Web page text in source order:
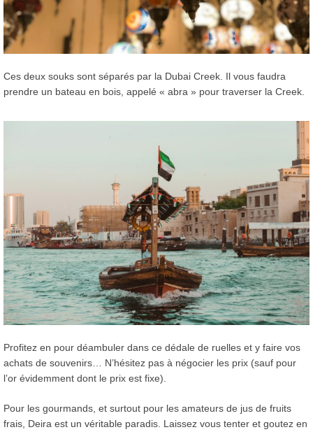
Ces deux souks sont séparés par la Dubai Creek. Il vous faudra
prendre un bateau en bois, appelé « abra » pour traverser la Creek.
Profitez en pour déambuler dans ce dédale de ruelles et y faire vos
achats de souvenirs… N’hésitez pas à négocier les prix (sauf pour
l’or évidemment dont le prix est fixe).
Pour les gourmands, et surtout pour les amateurs de jus de fruits
frais, Deira est un véritable paradis. Laissez vous tenter et goutez en